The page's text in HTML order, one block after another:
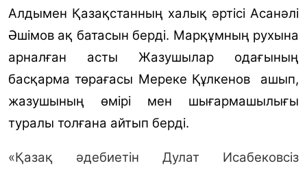
Алдымен Қазақстанның халық әртісі Асанәлі
Әшімов ақ батасын берді. Марқұмның рухына
арналған асты Жазушылар одағының
басқарма төрағасы Мереке Құлкенов
ашып,
жазушының өмірі мен шығармашылығы
туралы толғана айтып берді.
«Қазақ әдебиетін Дулат Исабековсіз